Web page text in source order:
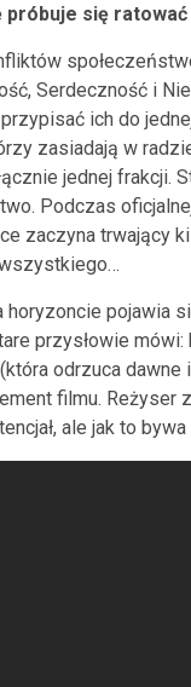
się
Serdeczność i
ich do
zasiadają w
jednej frakcji.
Podczas
zaczyna trwający
horyzoncie pojawia
przysłowie
odrzuca
filmu. Reżyser
ale jak to